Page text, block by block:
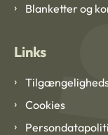
Blanketter og
Links
Cookies